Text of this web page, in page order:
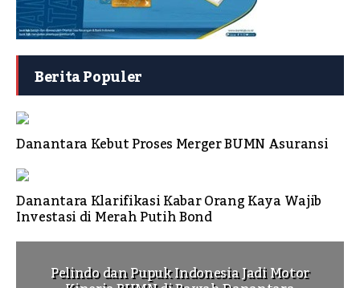
Berita Populer
Danantara Kebut Proses Merger BUMN Asuransi
Danantara Klarifikasi Kabar Orang Kaya Wajib
Investasi di Merah Putih Bond
Pelindo dan Pupuk Indonesia Jadi Motor